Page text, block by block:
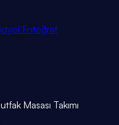
Fotoğraf
Masası Takımı